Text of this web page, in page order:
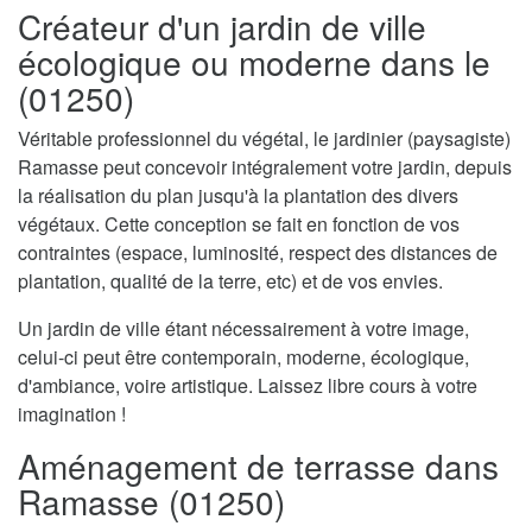
Créateur d'un jardin de ville
écologique ou moderne dans le
(01250)
Véritable professionnel du végétal, le jardinier (paysagiste)
Ramasse peut concevoir intégralement votre jardin, depuis
la réalisation du plan jusqu'à la plantation des divers
végétaux. Cette conception se fait en fonction de vos
contraintes (espace, luminosité, respect des distances de
plantation, qualité de la terre, etc) et de vos envies.
Un jardin de ville étant nécessairement à votre image,
celui-ci peut être contemporain, moderne, écologique,
d'ambiance, voire artistique. Laissez libre cours à votre
imagination !
Aménagement de terrasse dans
Ramasse (01250)